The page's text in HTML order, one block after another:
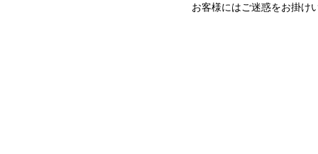
お客様にはご迷惑をお掛け